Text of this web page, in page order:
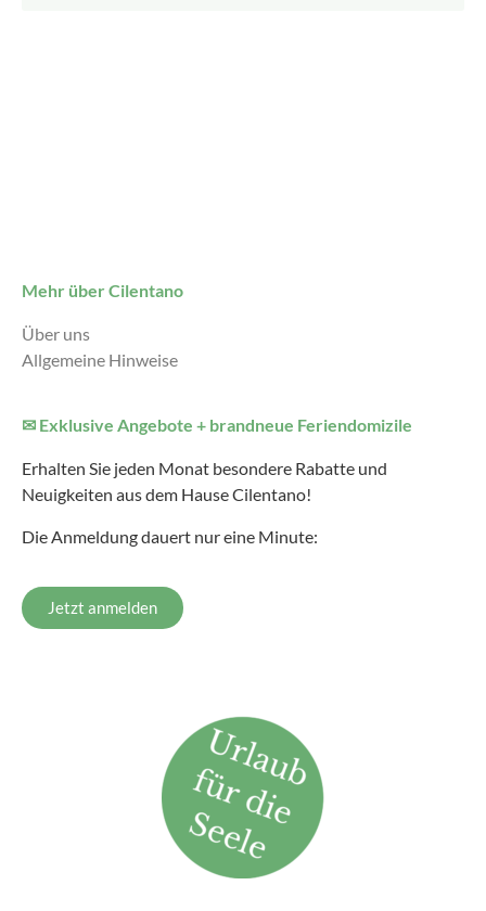
Mehr über Cilentano
Über uns
Allgemeine Hinweise
✉ Exklusive Angebote + brandneue Feriendomizile
Erhalten Sie jeden Monat besondere Rabatte und
Neuigkeiten aus dem Hause Cilentano!
Die Anmeldung dauert nur eine Minute:
Jetzt anmelden